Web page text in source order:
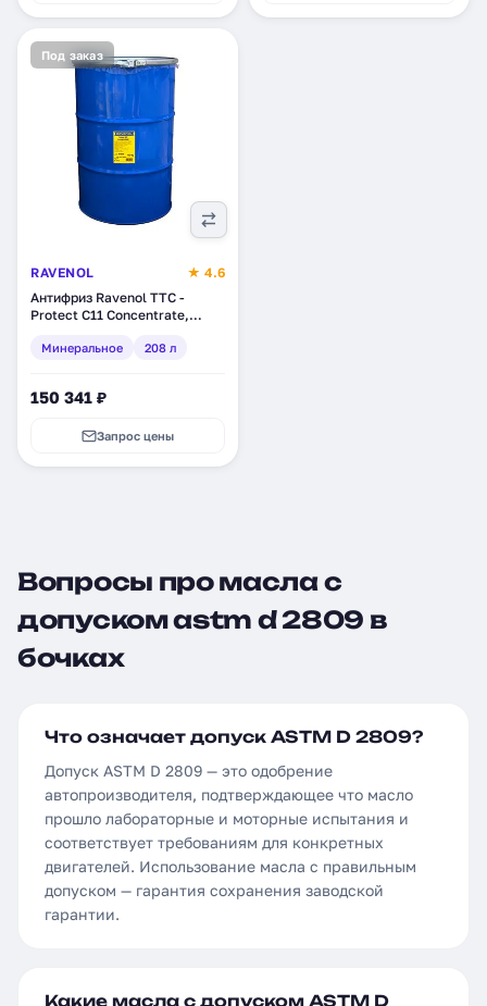
Под заказ
RAVENOL
★ 4.6
Антифриз Ravenol TTC -
Protect C11 Concentrate,
208)
Минеральное 208 л
150 341 ₽
Запрос цены
Вопросы про масла с
допуском astm d 2809 в
бочках
Что означает допуск ASTM D 2809?
Допуск ASTM D 2809 — это одобрение
автопроизводителя, подтверждающее что масло
прошло лабораторные и моторные испытания и
соответствует требованиям для конкретных
двигателей. Использование масла с правильным
допуском — гарантия сохранения заводской
гарантии.
Какие масла с допуском ASTM D